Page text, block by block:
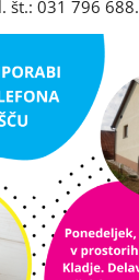
št.: 031 796 688.